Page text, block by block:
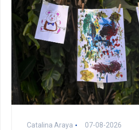
Catalina Araya 07-08-2026